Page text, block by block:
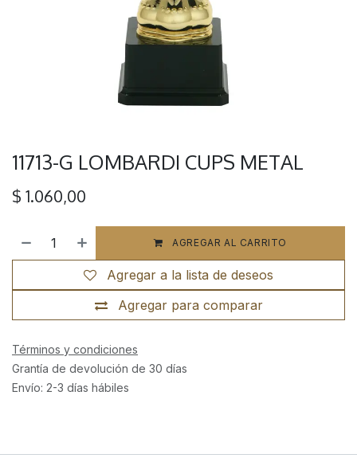
11713-G LOMBARDI CUPS METAL
$ 1.060,00
AGREGAR AL CARRITO
Agregar para comparar
Agregar a la lista de deseos
Términos y condiciones
Grantía de devolución de 30 días
Envío: 2-3 días hábiles